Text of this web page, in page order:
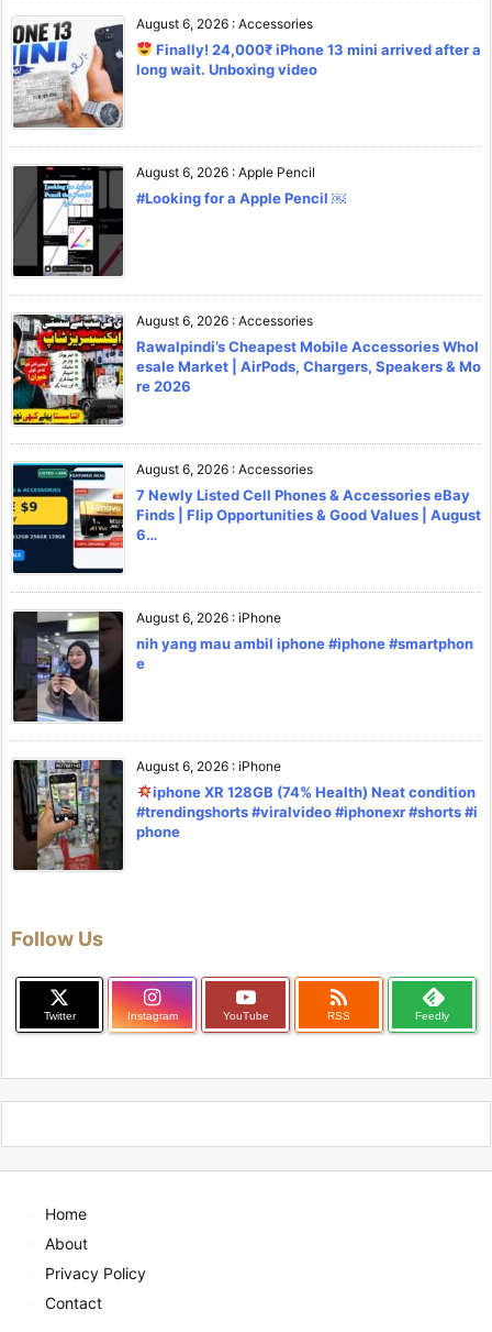
August 6, 2026 : Accessories
Finally! 24,000₹ iPhone 13 mini arrived after a
long wait. Unboxing video
August 6, 2026 : Apple Pencil
#Looking for a Apple Pencil ￼
August 6, 2026 : Accessories
Rawalpindi’s Cheapest Mobile Accessories Whol
esale Market | AirPods, Chargers, Speakers & Mo
re 2026
August 6, 2026 : Accessories
7 Newly Listed Cell Phones & Accessories eBay
Finds | Flip Opportunities & Good Values | August
6…
August 6, 2026 : iPhone
nih yang mau ambil iphone #iphone #smartphon
e
August 6, 2026 : iPhone
iphone XR 128GB (74% Health) Neat condition
#trendingshorts #viralvideo #iphonexr #shorts #i
phone
Follow Us
Twitter Instagram YouTube

RSS Feedly
Home
About
Privacy Policy
Contact